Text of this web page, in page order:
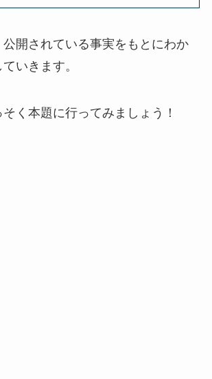
公開されている事実をもとにわか
いきます。
く本題に行ってみましょう！